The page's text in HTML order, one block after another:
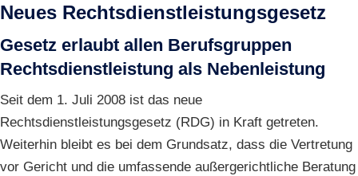
Neues Rechtsdienstleistungsgesetz
Gesetz erlaubt allen Berufsgruppen
Rechtsdienstleistung als Nebenleistung
Seit dem 1. Juli 2008 ist das neue
Rechtsdienstleistungsgesetz (RDG) in Kraft getreten.
Weiterhin bleibt es bei dem Grundsatz, dass die Vertretung
vor Gericht und die umfassende außergerichtliche Beratung